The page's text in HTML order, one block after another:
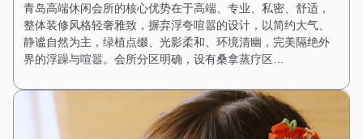
青岛高端休闲会所的核心优势在于高端、专业、私密、舒适，
整体装修风格轻奢雅致，摒弃浮夸喧嚣的设计，以简约大气、
静谧自然为主，绿植点缀、光影柔和、环境清幽，完美隔绝外
界的浮躁与喧嚣。会所分区明确，设有桑拿蒸疗区…